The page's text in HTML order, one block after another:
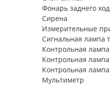
Фонарь заднего
Сирена
Измерительные
Сигнальная лампа
Контрольная
Контрольная
Контрольная
Мультиметр